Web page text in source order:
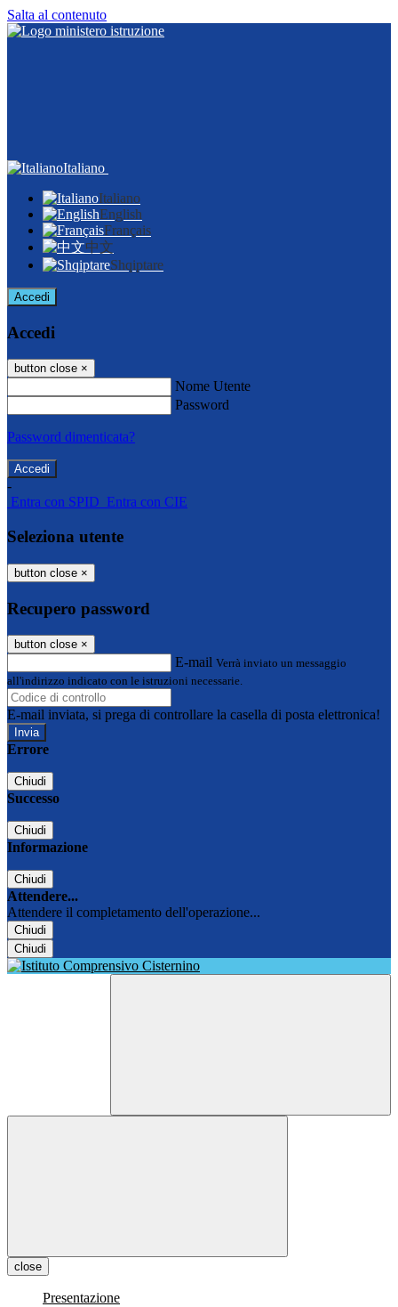
Salta al contenuto
Italiano
Italiano
English
Français
中文
Shqiptare
Accedi
Accedi
button close ×
Nome Utente
Password
Password dimenticata?
-
Entra con SPID Entra con CIE
Seleziona utente
button close ×
Recupero password
button close ×
E-mail Verrà inviato un messaggio
all'indirizzo indicato con le istruzioni necessarie.
E-mail inviata, si prega di controllare la casella di posta elettronica!
Errore
Chiudi
Successo
Chiudi
Informazione
Chiudi
Attendere...
Attendere il completamento dell'operazione...
Chiudi
Chiudi
close
Presentazione